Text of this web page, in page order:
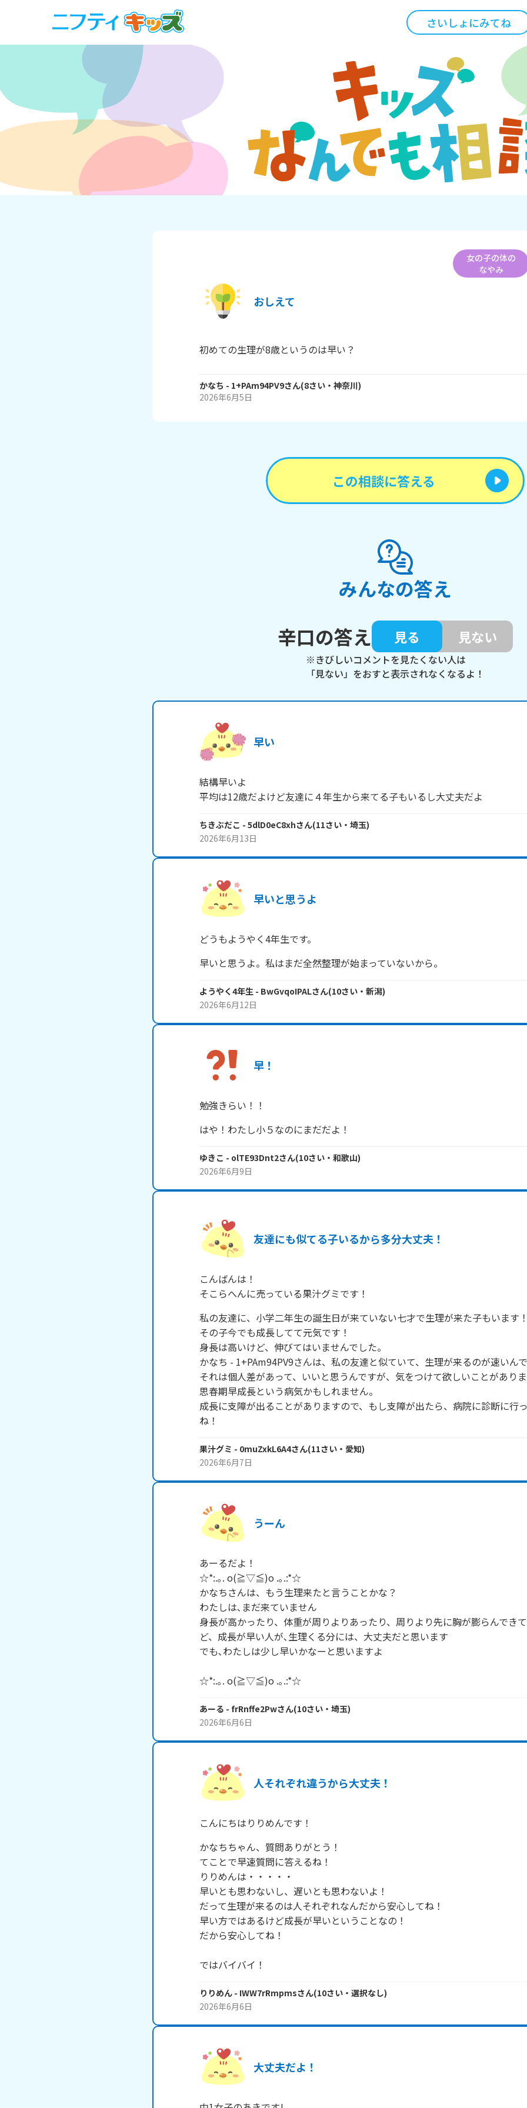
さいしょにみてね
女の子の体の
なやみ
おしえて
初めての生理が8歳というのは早い？
かなち - 1+PAm94PV9さん(8さい・ 神奈川)
2026年6月5日
この相談に答える
みんなの答え
辛口の答え
見る 見ない
※きびしいコメントを見たくない人は
「見ない」をおすと表示されなくなるよ！
早い
結構早いよ
平均は12歳だよけど友達に４年生から来てる子もいるし大丈夫だよ
ちきぶだこ - 5dlD0eC8xhさん(11さい・ 埼玉)
2026年6月13日
早いと思うよ
どうもようやく4年生です。
早いと思うよ。私はまだ全然整理が始まっていないから。
ようやく4年生 - BwGvqoIPALさん(10さい・ 新潟)
2026年6月12日
早！
勉強きらい！！
はや！わたし小５なのにまだだよ！
ゆきこ - olTE93Dnt2さん(10さい・ 和歌山)
2026年6月9日
友達にも似てる子いるから多分大丈夫！
こんばんは！
そこらへんに売っている果汁グミです！
私の友達に、小学二年生の誕生日が来ていない七才で生理が来た子もいます
その子今でも成長してて元気です！
身長は高いけど、伸びてはいませんでした。
かなち - 1+PAm94PV9さんは、私の友達と似ていて、生理が来るのが速いん
それは個人差があって、いいと思うんですが、気をつけて欲しいことがあり
思春期早成長という病気かもしれません。
成長に支障が出ることがありますので、もし支障が出たら、病院に診断に行
果汁グミ - 0muZxkL6A4さん(11さい・ 愛知)
2026年6月7日
うーん
あーるだよ！
☆*:.｡. o(≧▽≦)o .｡.:*☆
かなちさんは、もう生理来たと言うことかな？
わたしは､まだ来ていません
身長が高かったり、体重が周りよりあったり、周りより先に胸が膨らんでき
ど、成長が早い人が､生理くる分には、大丈夫だと思います
でも､わたしは少し早いかなーと思いますよ
☆*:.｡. o(≧▽≦)o .｡.:*☆
あーる - frRnffe2Pwさん(10さい・ 埼玉)
2026年6月6日
人それぞれ違うから大丈夫！
こんにちはりりめんです！
かなちちゃん、質問ありがとう！
てことで早速質問に答えるね！
りりめんは・・・・・
早いとも思わないし、遅いとも思わないよ！
だって生理が来るのは人それぞれなんだから安心してね！
早い方ではあるけど成長が早いということなの！
だから安心してね！
ではバイバイ！
りりめん - IWW7rRmpmsさん(10さい・ 選択なし)
2026年6月6日
大丈夫だよ！